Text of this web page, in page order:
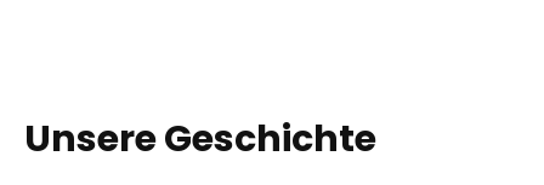
Unsere Geschichte